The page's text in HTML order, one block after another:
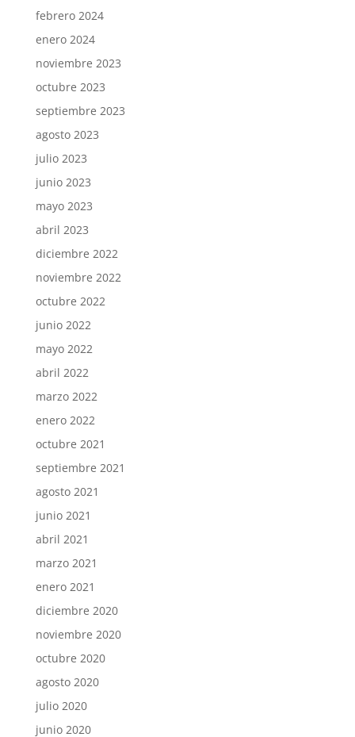
febrero 2024
enero 2024
noviembre 2023
octubre 2023
septiembre 2023
agosto 2023
julio 2023
junio 2023
mayo 2023
abril 2023
diciembre 2022
noviembre 2022
octubre 2022
junio 2022
mayo 2022
abril 2022
marzo 2022
enero 2022
octubre 2021
septiembre 2021
agosto 2021
junio 2021
abril 2021
marzo 2021
enero 2021
diciembre 2020
noviembre 2020
octubre 2020
agosto 2020
julio 2020
junio 2020